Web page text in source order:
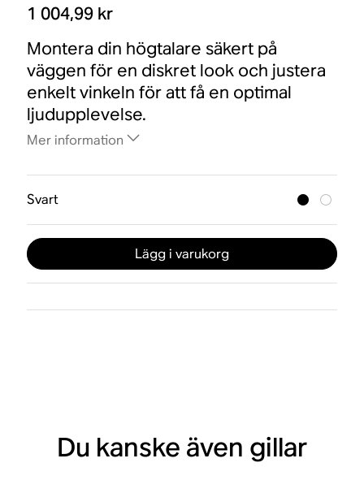
1 004,99 kr
Montera din högtalare säkert på
väggen för en diskret look och justera
enkelt vinkeln för att få en optimal
ljudupplevelse.
Mer information
Svart
Lägg i varukorg
Du kanske även gillar